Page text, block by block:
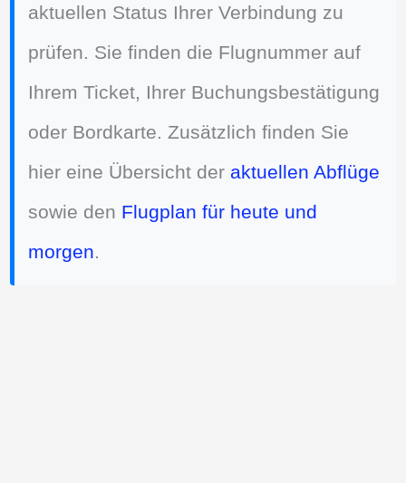
aktuellen Status Ihrer Verbindung zu
prüfen. Sie finden die Flugnummer auf
Ihrem Ticket, Ihrer Buchungsbestätigung
oder Bordkarte. Zusätzlich finden Sie
hier eine Übersicht der aktuellen Abflüge
sowie den Flugplan für heute und
morgen.